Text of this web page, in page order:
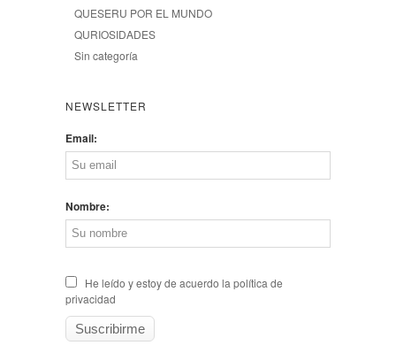
QUESERU POR EL MUNDO
QURIOSIDADES
Sin categoría
NEWSLETTER
Email:
Nombre:
He leído y estoy de acuerdo la política de
privacidad